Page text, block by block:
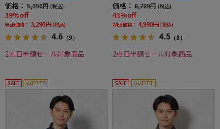
価格： 5,390円 (税込)
39%off
WEB価格： 3,290円 (税込)
4.6 （9）
2点目半額セール対象商品
価格： 8,789円 (税込)
43%off
WEB価格： 4,990円 (税込)
4.5 （8）
2点目半額セール対象商品
SALE OUTLET SALE OUTLET